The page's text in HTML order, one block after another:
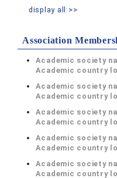
display all >>
Association
Academic society
Academic country
Academic society
Academic country
Academic society
Academic country
Academic society
Academic country
Academic society
Academic country